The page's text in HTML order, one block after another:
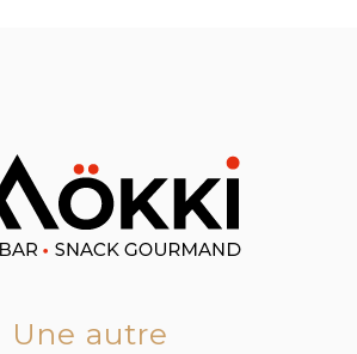
Une autre